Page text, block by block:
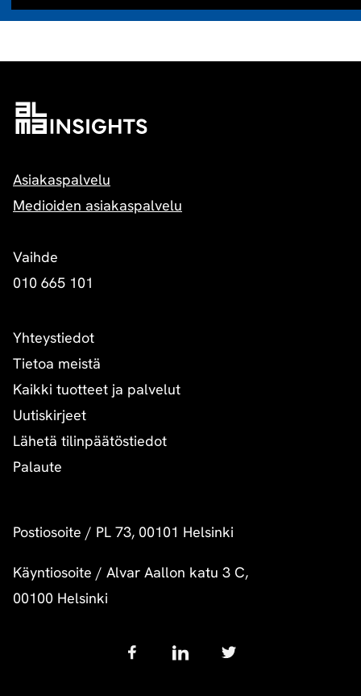
Asiakaspalvelu
Medioiden asiakaspalvelu
Vaihde
010 665 101
Yhteystiedot
Tietoa meistä
Kaikki tuotteet ja palvelut
Uutiskirjeet
Lähetä tilinpäätöstiedot
Palaute
Postiosoite / PL 73, 00101 Helsinki
Käyntiosoite / Alvar Aallon katu 3 C,
00100 Helsinki